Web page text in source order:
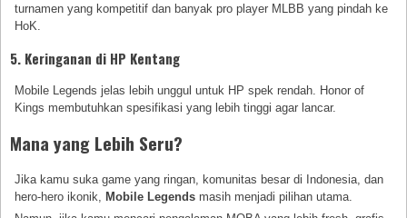
turnamen yang kompetitif dan banyak pro player MLBB yang pindah ke
HoK.
5. Keringanan di HP Kentang
Mobile Legends jelas lebih unggul untuk HP spek rendah. Honor of
Kings membutuhkan spesifikasi yang lebih tinggi agar lancar.
Mana yang Lebih Seru?
Jika kamu suka game yang ringan, komunitas besar di Indonesia, dan
hero-hero ikonik,
Mobile Legends masih menjadi pilihan utama.